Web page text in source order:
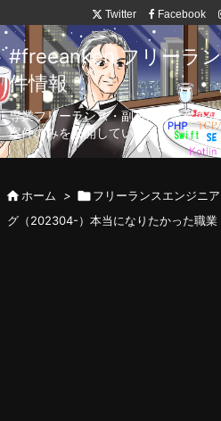
Twitter Facebook
#freeanken フリーラ
件情報
専業フリーランス・副業向け案件を
案件のみを公開しています。
ホーム > フリーランスエンジニ
グ（202304-）本当になりたかった職業